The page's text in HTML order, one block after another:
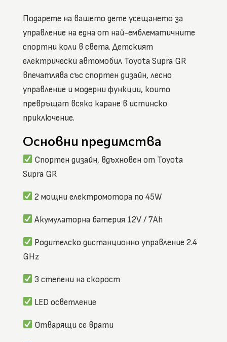
Подарете на вашето дете усещането за
управление на една от най-емблематичните
спортни коли в света. Детският
електрически автомобил Toyota Supra GR
впечатлява със спортен дизайн, лесно
управление и модерни функции, които
превръщат всяко каране в истинско
приключение.
Основни предимства
Спортен дизайн, вдъхновен от Toyota
Supra GR
2 мощни електромотора по 45W
Акумулаторна батерия 12V / 7Ah
Родителско дистанционно управление 2.4
GHz
3 степени на скорост
LED осветление
Отварящи се врати